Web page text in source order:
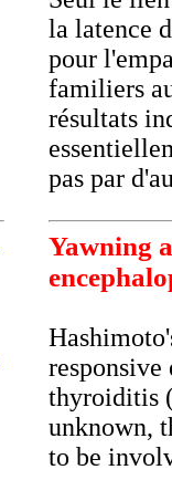
la latence
pour
familiers
résultats
pas par
Yawning
responsive
thyroiditis
unknown,
to be